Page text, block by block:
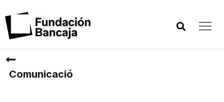
Comunicació